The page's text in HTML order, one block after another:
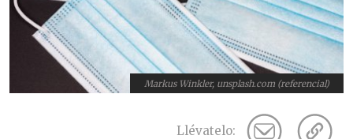
Markus Winkler, unsplash.com (referencial)
Llévatelo: